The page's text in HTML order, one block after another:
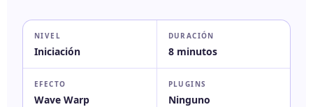
NIVEL
Iniciación
DURACIÓN
8 minutos
EFECTO
Wave Warp
PLUGINS
Ninguno